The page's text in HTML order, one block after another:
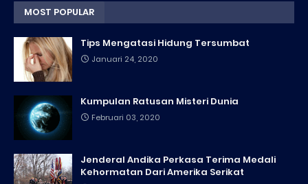
MOST POPULAR
Tips Mengatasi Hidung Tersumbat
Januari 24, 2020
Kumpulan Ratusan Misteri Dunia
Februari 03, 2020
Jenderal Andika Perkasa Terima Medali
Kehormatan Dari Amerika Serikat